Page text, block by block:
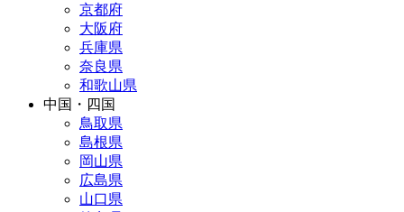
京都府
大阪府
兵庫県
奈良県
和歌山県
中国・四国
鳥取県
島根県
岡山県
広島県
山口県